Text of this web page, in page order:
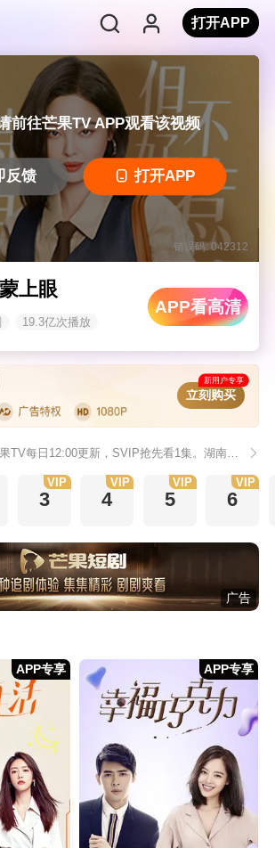
打开APP
前往芒果TV APP观看该视频
反馈 打开APP
错误码: 042312
上眼
19.3亿次播放
APP看高清
新用户专享
立刻购买
芒果TV每日12:00更新，SVIP抢先看1集。湖南卫视金鹰独播剧场播出。
3
VIP
4
VIP
5
VIP
6
VIP
广告
APP专享 APP专享